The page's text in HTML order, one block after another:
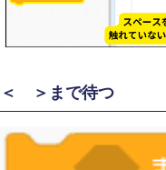
＜ ＞まで待つ